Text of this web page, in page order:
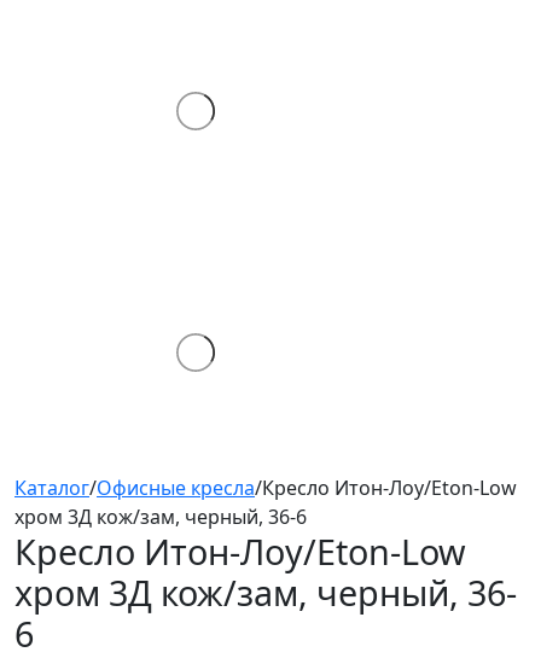
Каталог/Офисные кресла/Кресло Итон-Лоу/Eton-Low
хром 3Д кож/зам, черный, 36-6
Кресло Итон-Лоу/Eton-Low
хром 3Д кож/зам, черный, 36-
6